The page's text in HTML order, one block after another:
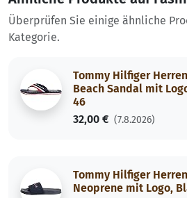
Überprüfen Sie einige ähnliche
Kategorie.
Tommy Hilfiger
Beach Sandal mit
46
32,00 € (7.8.2026)
Tommy Hilfiger
Neoprene mit Logo,